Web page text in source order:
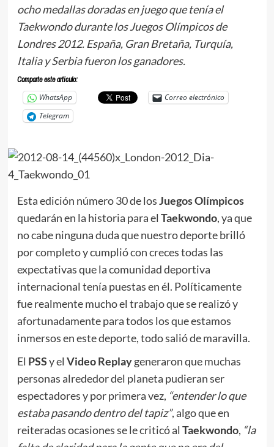
ocho medallas doradas en juego que tenía el
Taekwondo durante los Juegos Olímpicos de
Londres 2012. España, Gran Bretaña, Turquía,
Italia y Serbia fueron los ganadores.
Comparte este articulo:
WhatsApp
Correo electrónico
Telegram
Esta edición número 30 de losJuegos Olímpicos
quedarán en la historia para el Taekwondo, ya que
no cabe ninguna duda que nuestro deporte brilló
por completo y cumplió con creces todas las
expectativas que la comunidad deportiva
internacional tenía puestas en él. Políticamente
fue realmente mucho el trabajo que se realizó y
afortunadamente para todos los que estamos
inmersos en este deporte, todo salió de maravilla.
El PSSy el Video Replaygeneraron que muchas
personas alrededor del planeta pudieran ser
espectadores y por primera vez, “entender lo que
estaba pasando dentro del tapiz”, algo que en
reiteradas ocasiones se le criticó al Taekwondo, “la